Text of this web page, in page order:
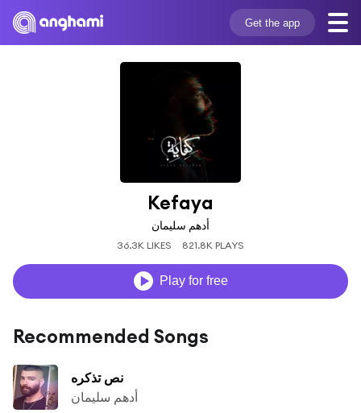
Get the app
Kefaya
أدهم سليمان
36.3K LIKES 821.8K PLAYS
Play for free
Recommended Songs
نص تذكره
أدهم سليمان